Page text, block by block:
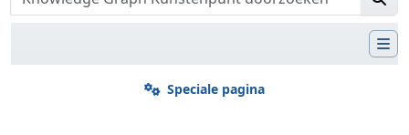
Speciale pagina